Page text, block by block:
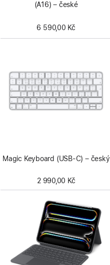
(A16) – české
6 590,00 Kč
Magic Keyboard (USB‑C) – český
2 990,00 Kč